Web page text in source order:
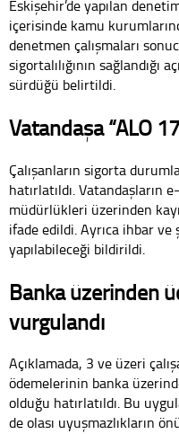
Eskişehir’de yapılan
içerisinde kamu
denetmen çalışmaları
sigortalılığının sağlandığı
sürdüğü belirtildi.
Vatandaşa “ALO
Çalışanların sigorta
hatırlatıldı. Vatandaşların
müdürlükleri üzerinden
ifade edildi. Ayrıca ihbar
yapılabileceği bildirildi.
Banka üzerinden
vurgulandı
Açıklamada, 3 ve üzeri
ödemelerinin banka
olduğu hatırlatıldı. Bu
de olası uyuşmazlıkların